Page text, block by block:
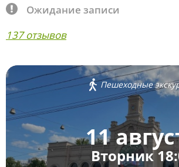
Ожидание записи
137 отзывов
Пешеходные
11
Вторник